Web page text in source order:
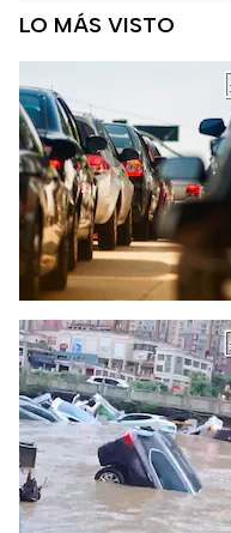
LO MÁS VISTO